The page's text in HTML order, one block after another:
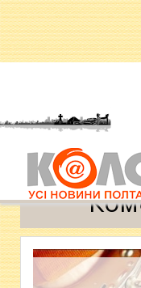
Головна »